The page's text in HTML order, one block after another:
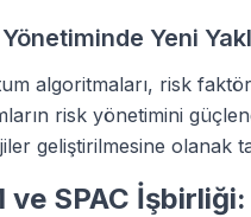
Yeni
algoritmaları, risk
risk yönetimini
geliştirilmesine olanak
ve SPAC